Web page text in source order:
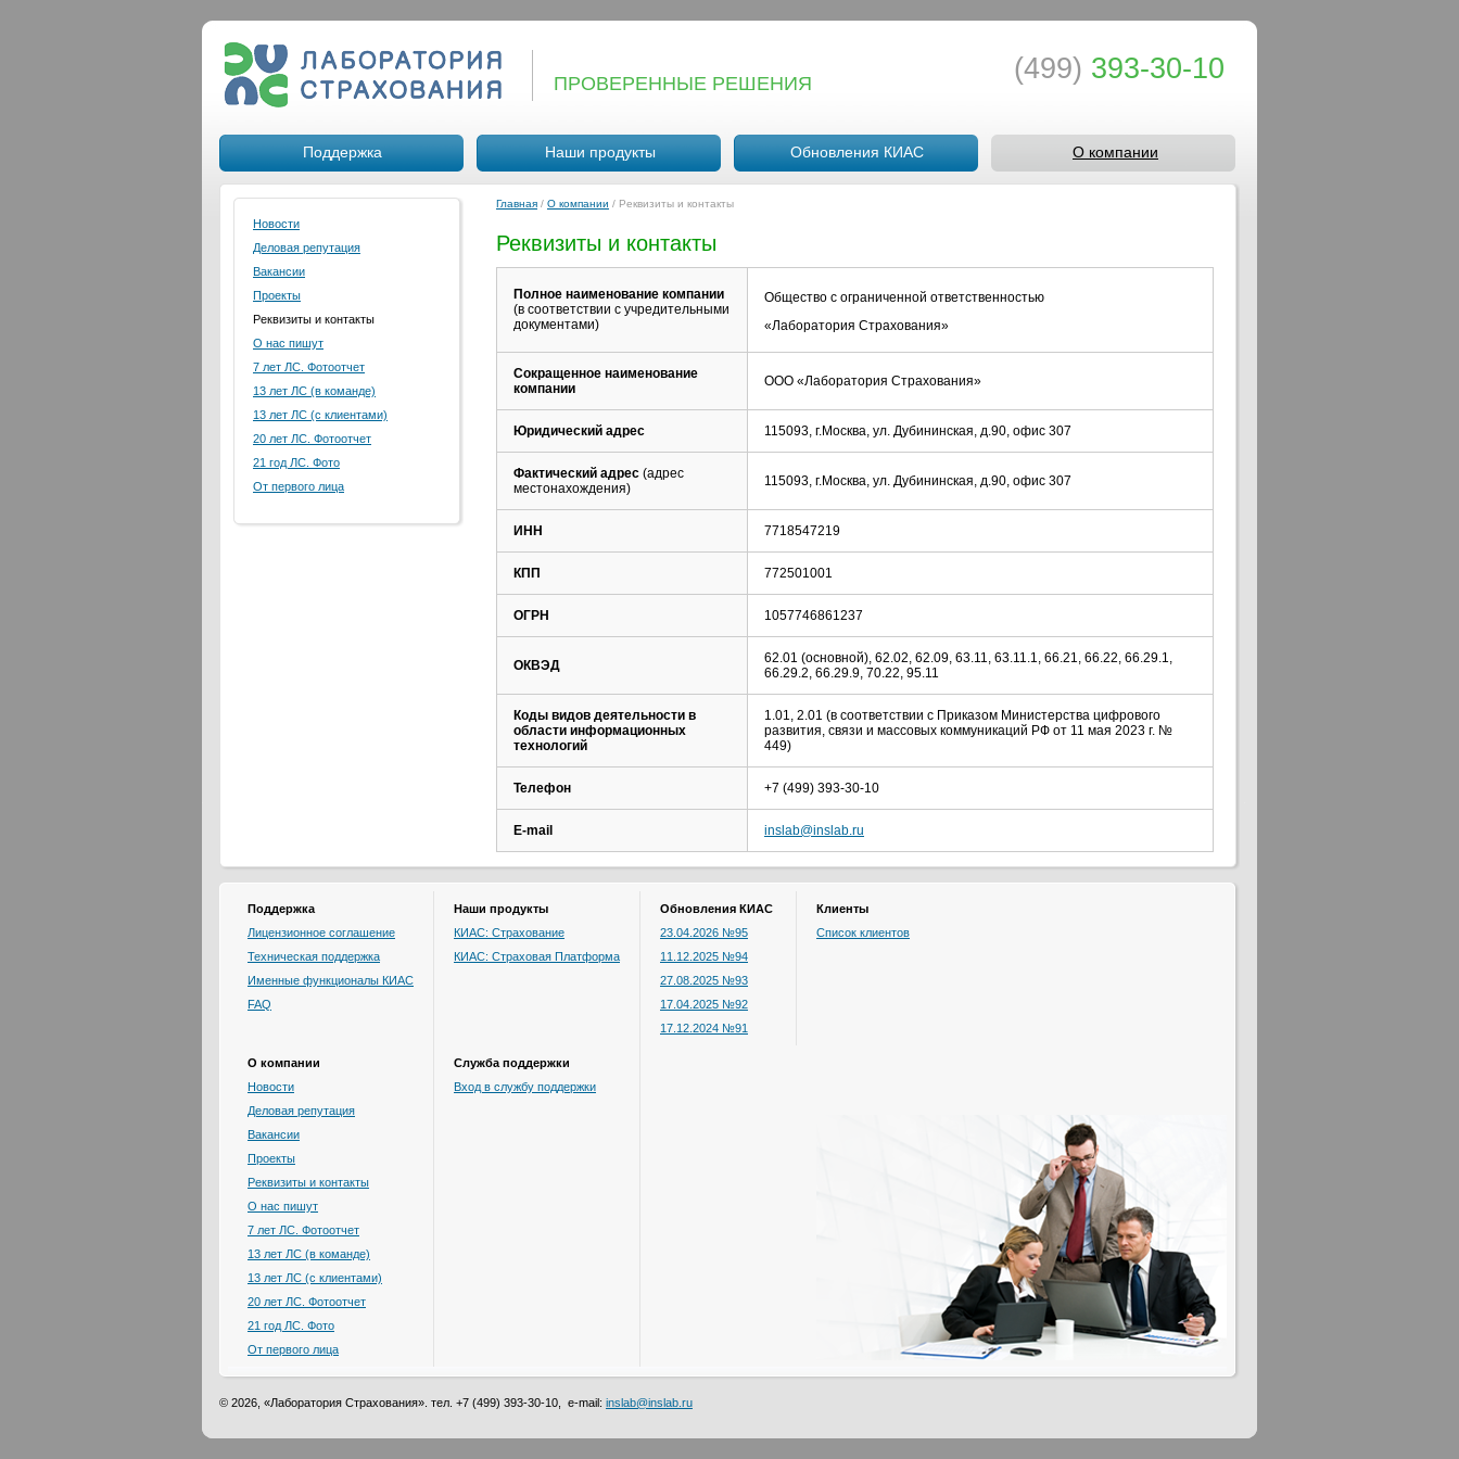
ПРОВЕРЕННЫЕ РЕШЕНИЯ (499) 393-30-10
Поддержка Наши продукты Обновления КИАС О компании
Новости
Деловая репутация
Вакансии
Проекты
Реквизиты и контакты
О нас пишут
7 лет ЛС. Фотоотчет
13 лет ЛС (в команде)
13 лет ЛС (с клиентами)
20 лет ЛС. Фотоотчет
21 год ЛС. Фото
От первого лица
Главная / О компании / Реквизиты и контакты
Реквизиты и контакты
Полное наименование компании
(в соответствии с учредительными
документами)
Общество с ограниченной ответственностью
«Лаборатория Страхования»
Сокращенное наименование
компании
ООО «Лаборатория Страхования»
Юридический адрес 115093, г.Москва, ул. Дубининская, д.90, офис 307
Фактический адрес (адрес
местонахождения)
115093, г.Москва, ул. Дубининская, д.90, офис 307
ИНН 7718547219
КПП 772501001
ОГРН 1057746861237
ОКВЭД
62.01 (основной), 62.02, 62.09, 63.11, 63.11.1, 66.21, 66.22, 66.29.1,
66.29.2, 66.29.9, 70.22, 95.11
Коды видов деятельности в
области информационных
технологий
1.01, 2.01 (в соответствии с Приказом Министерства цифрового
развития, связи и массовых коммуникаций РФ от 11 мая 2023 г. №
449)
Телефон +7 (499) 393-30-10
E-mail inslab@inslab.ru
Поддержка
Лицензионное соглашение
Техническая поддержка
Именные функционалы КИАС
FAQ
Наши продукты
КИАС: Страхование
КИАС: Страховая Платформа
Обновления КИАС
23.04.2026 №95
11.12.2025 №94
27.08.2025 №93
17.04.2025 №92
17.12.2024 №91
Клиенты
Список клиентов
О компании
Новости
Деловая репутация
Вакансии
Проекты
Реквизиты и контакты
О нас пишут
7 лет ЛС. Фотоотчет
13 лет ЛС (в команде)
13 лет ЛС (с клиентами)
20 лет ЛС. Фотоотчет
21 год ЛС. Фото
От первого лица
Служба поддержки
Вход в службу поддержки
© 2026, «Лаборатория Страхования». тел. +7 (499) 393-30-10, e-mail: inslab@inslab.ru